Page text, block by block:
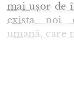
mai ușor de
exista noi
umană, care